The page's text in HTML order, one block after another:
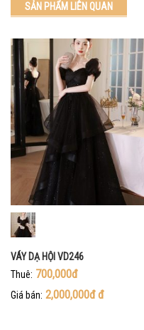
SẢN PHẨM LIÊN QUAN
VÁY DẠ HỘI VD246
Thuê: 700,000đ
Giá bán: 2,000,000đđ